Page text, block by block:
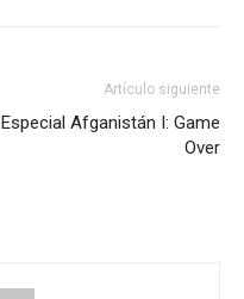
Artículo siguiente
Especial Afganistán I: Game
Over